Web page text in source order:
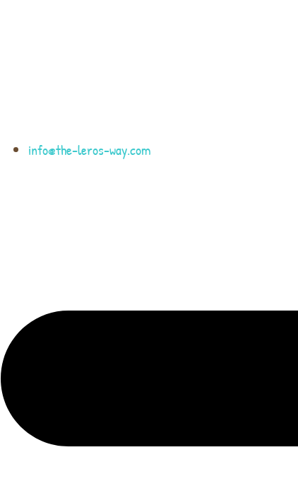
info@the-leros-way.com